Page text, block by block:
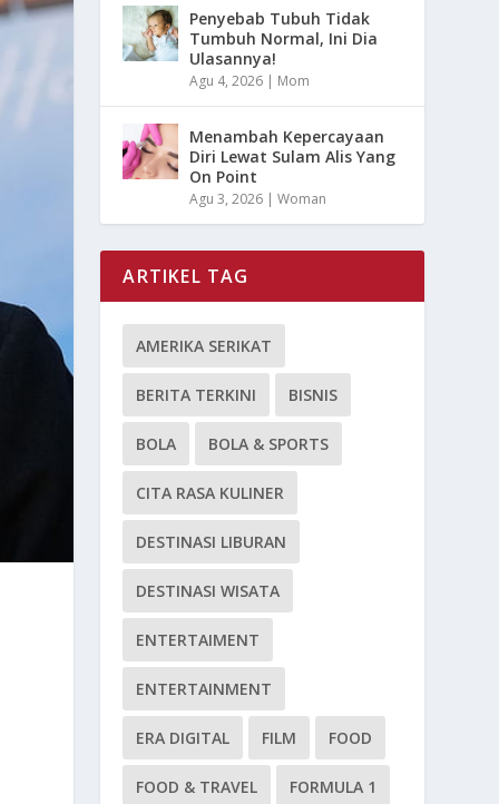
Penyebab Tubuh Tidak
Tumbuh Normal, Ini Dia
Ulasannya!
Agu 4, 2026 | Mom
Menambah Kepercayaan
Diri Lewat Sulam Alis Yang
On Point
Agu 3, 2026 |Woman
ARTIKEL TAG
AMERIKA SERIKAT
BERITA TERKINI BISNIS
BOLA BOLA & SPORTS
CITA RASA KULINER
DESTINASI LIBURAN
DESTINASI WISATA
ENTERTAIMENT
ENTERTAINMENT
ERA DIGITAL FILM FOOD
FOOD & TRAVEL FORMULA 1